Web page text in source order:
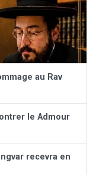
au Rav
le Admour
recevra en